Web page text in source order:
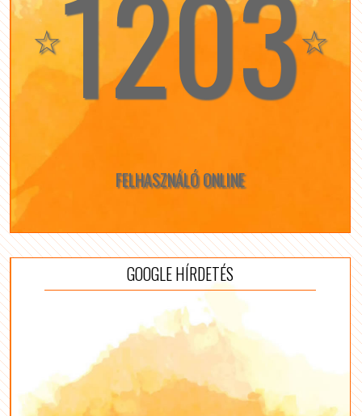
☆1203☆
FELHASZNÁLÓ ONLINE
GOOGLE HÍRDETÉS